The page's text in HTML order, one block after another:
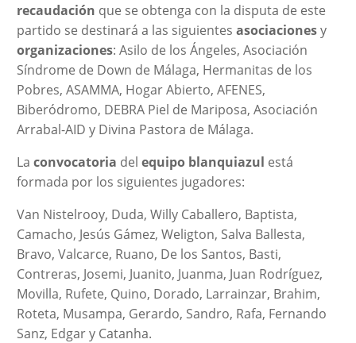
recaudación que se obtenga con la disputa de este
partido se destinará a las siguientes asociacionesy
organizaciones: Asilo de los Ángeles, Asociación
Síndrome de Down de Málaga, Hermanitas de los
Pobres, ASAMMA, Hogar Abierto, AFENES,
Biberódromo, DEBRA Piel de Mariposa, Asociación
Arrabal-AID y Divina Pastora de Málaga.
La convocatoria del equipo blanquiazul está
formada por los siguientes jugadores:
Van Nistelrooy, Duda, Willy Caballero, Baptista,
Camacho, Jesús Gámez, Weligton, Salva Ballesta,
Bravo, Valcarce, Ruano, De los Santos, Basti,
Contreras, Josemi, Juanito, Juanma, Juan Rodríguez,
Movilla, Rufete, Quino, Dorado, Larrainzar, Brahim,
Roteta, Musampa, Gerardo, Sandro, Rafa, Fernando
Sanz, Edgar y Catanha.